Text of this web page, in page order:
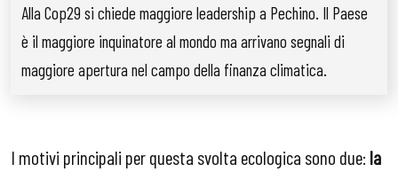
Alla Cop29 si chiede maggiore leadership a Pechino. Il Paese
è il maggiore inquinatore al mondo ma arrivano segnali di
maggiore apertura nel campo della finanza climatica.
I motivi principali per questa svolta ecologica sono due: la